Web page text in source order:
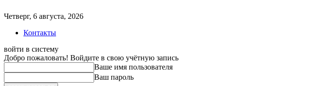
Четверг, 6 августа, 2026
Контакты
войти в систему
Добро пожаловать! Войдите в свою учётную запись
Ваше имя пользователя
Ваш пароль